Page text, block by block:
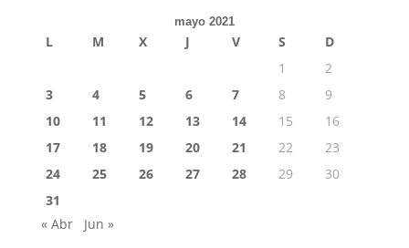
mayo 2021
L M X J V S
D
1
2
3
4 5 6 7 8
9
10
11 12 13 14 15
16
17
18 19 20 21 22
23
24
25 26 27 28 29
30
31
« Abr
Jun »